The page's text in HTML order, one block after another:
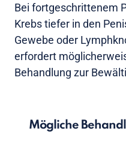
Bei fortgeschrittenem
Krebs tiefer in den
Gewebe oder
erfordert
Behandlung zur
Mögliche